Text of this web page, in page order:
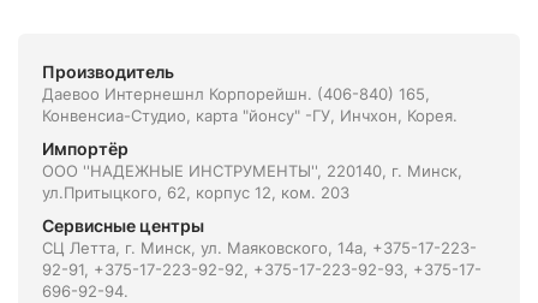
Производитель
Даевоо Интернешнл Корпорейшн. (406-840) 165,
Конвенсиа-Студио, карта "йонсу" -ГУ, Инчхон, Корея.
Импортёр
ООО ''НАДЕЖНЫЕ ИНСТРУМЕНТЫ'', 220140, г. Минск,
ул.Притыцкого, 62, корпус 12, ком. 203
Сервисные центры
СЦ Летта, г. Минск, ул. Маяковского, 14а, +375-17-223-
92-91, +375-17-223-92-92, +375-17-223-92-93, +375-17-
696-92-94.